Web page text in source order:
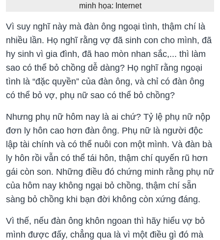
minh họa: Internet
Vì suy nghĩ này mà đàn ông ngoại tình, thậm chí là
nhiều lần. Họ nghĩ rằng vợ đã sinh con cho mình, đã
hy sinh vì gia đình, đã hao mòn nhan sắc,... thì làm
sao có thể bỏ chồng dễ dàng? Họ nghĩ rằng ngoại
tình là “đặc quyền” của đàn ông, và chỉ có đàn ông
có thể bỏ vợ, phụ nữ sao có thể bỏ chồng?
Nhưng phụ nữ hôm nay là ai chứ? Tỷ lệ phụ nữ nộp
đơn ly hôn cao hơn đàn ông. Phụ nữ là người độc
lập tài chính và có thể nuôi con một mình. Và đàn bà
ly hôn rồi vẫn có thể tái hôn, thậm chí quyến rũ hơn
gái còn son. Những điều đó chứng minh rằng phụ nữ
của hôm nay không ngại bỏ chồng, thậm chí sẵn
sàng bỏ chồng khi bạn đời không còn xứng đáng.
Vì thế, nếu đàn ông khôn ngoan thì hãy hiểu vợ bỏ
mình được đấy, chẳng qua là vì một điều gì đó mà